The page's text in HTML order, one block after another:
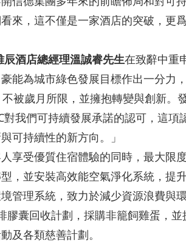
來，這不僅是一家酒店的突破，更
酒店總經理溫誠睿先生在致辭中重
能為城市綠色發展目標作出一分力
被歲月所限，並擁抱轉變與創新。
我們可持續發展承諾的認可，這
可持續性的新方向。」
享受優質住宿體驗的同時，最大限
，並安裝高效能空氣淨化系統，提
管理系統，致力於減少資源浪費與
囊回收計劃，採購非籠飼雞蛋，
及各類慈善計劃。